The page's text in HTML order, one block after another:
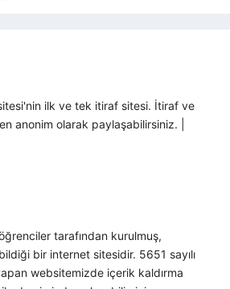
ilk ve tek itiraf sitesi. İtiraf ve
anonim olarak paylaşabilirsiniz. |
tarafından kurulmuş,
bir internet sitesidir. 5651 sayılı
websitemizde içerik kaldırma